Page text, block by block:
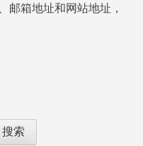
邮箱地址和网站地址，
搜索